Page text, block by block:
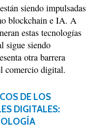
siendo impulsadas
blockchain e IA. A
estas tecnologías
sigue siendo
otra barrera
comercio digital.
DE LOS
DIGITALES: